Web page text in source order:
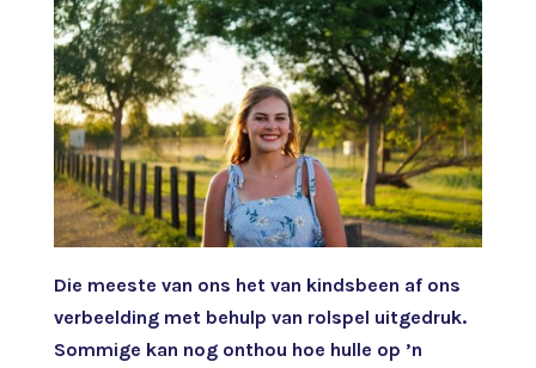
Die meeste van ons het van kindsbeen af ons
verbeelding met behulp van rolspel uitgedruk.
Sommige kan nog onthou hoe hulle op ’n